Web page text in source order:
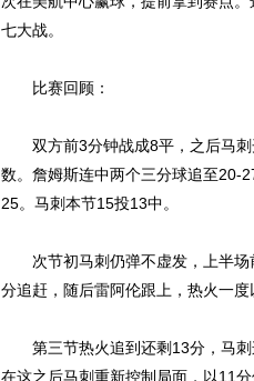
七大战。
比赛回顾：
双方前3分钟战成8平，之后马刺
数。詹姆斯连中两个三分球追至20-
25。马刺本节15投13中。
次节初马刺仍弹不虚发，上半场
分追赶，随后雷阿伦跟上，热火一
第三节热火追到还剩13分，马刺
在这之后马刺重新控制局面，以11